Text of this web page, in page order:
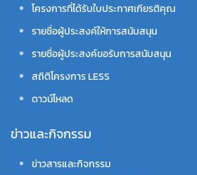
โครงการที่ได้รับใบประกาศเกียรติคุณ
รายชื่อผู้ประสงค์ให้การสนับสนุน
รายชื่อผู้ประสงค์ขอรับการสนับสนุน
สถิติโครงการ LESS
ดาวน์โหลด
ข่าวและกิจกรรม
ข่าวสารและกิจกรรม